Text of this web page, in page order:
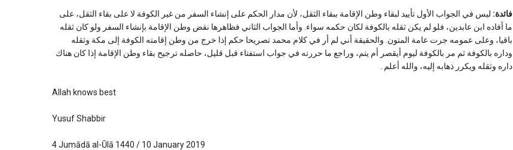
فائدة: ليس في الجواب الأول تأييد لبقاء وطن الإقامة ببقاء الثقل، لأن مدار الحكم على إنشاء السفر من غير الكوفة لا على بقاء الثقل، على
ما أفاده ابن عابدين، فلو لم يكن ثقله بالكوفة لكان حكمه سواء. وأما الجواب الثاني فظاهرها نقض وطن الإقامة بإنشاء السفر ولو كان ثقله
باقيا، وعلى عمومه جرت عامة المتون. والحقيقة أني لم أر في كلام محمد تصريحا حكم إذا خرج من وطن إقامته الكوفة إلى مكة وثقله
وداره بالكوفة ثم مر بالكوفة ليوم أيقصر أم يتم، وراجع ما حررته في جواب استفتاء قبل قليل، حاصله ترجيح بقاء وطن الإقامة إذا كان هناك
داره وثقله ويكرر ذهابه إليه، والله أعلم۔
Allah knows best
Yusuf Shabbir
4 Jumādā al-Ūlā 1440 / 10 January 2019